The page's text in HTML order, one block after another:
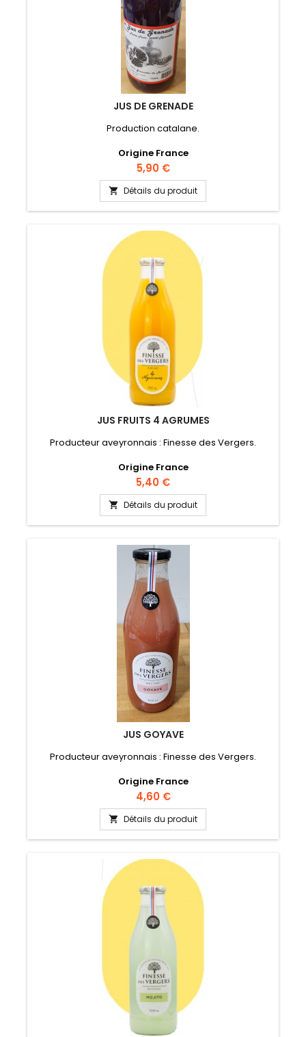
JUS DE GRENADE
Production catalane.
Origine France
Prix
5,90 €
 Détails du produit
JUS FRUITS 4 AGRUMES
Producteur aveyronnais : Finesse des Vergers.
Origine France
Prix
5,40 €
 Détails du produit
JUS GOYAVE
Producteur aveyronnais : Finesse des Vergers.
Origine France
Prix
4,60 €
 Détails du produit